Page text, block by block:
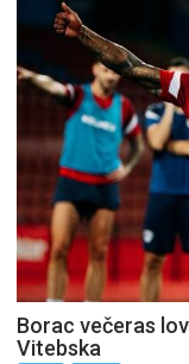
Borac večeras
Vitebska